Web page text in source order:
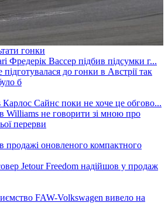
гонки
до гонки в Австрії так
б
Williams не говорити зі мною про
перерви
Jetour Freedom надійшов у продаж